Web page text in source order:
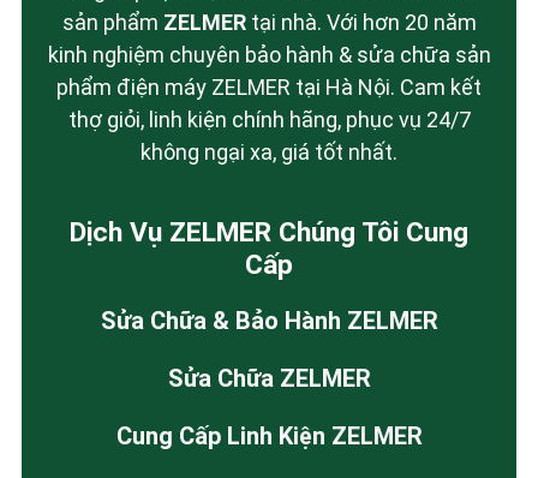
sản phẩm ZELMERtại nhà. Với hơn 20 năm
kinh nghiệm chuyên bảo hành & sửa chữa sản
phẩm điện máy ZELMER tại Hà Nội. Cam kết
thợ giỏi, linh kiện chính hãng, phục vụ 24/7
không ngại xa, giá tốt nhất.
Dịch Vụ ZELMER Chúng Tôi Cung
Cấp
Sửa Chữa & Bảo Hành ZELMER
Sửa Chữa ZELMER
Cung Cấp Linh Kiện ZELMER